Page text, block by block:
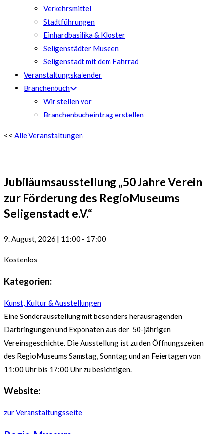
Verkehrsmittel
Stadtführungen
Einhardbasilika & Kloster
Seligenstädter Museen
Seligenstadt mit dem Fahrrad
Veranstaltungskalender
Branchenbuch
Wir stellen vor
Branchenbucheintrag erstellen
<< Alle Veranstaltungen
Jubiläumsausstellung „50 Jahre Verein
zur Förderung des RegioMuseums
Seligenstadt e.V.“
9. August, 2026 | 11:00 - 17:00
Kostenlos
Kategorien:
Kunst, Kultur & Ausstellungen
Eine Sonderausstellung mit besonders herausragenden
Darbringungen und Exponaten aus der 50-jährigen
Vereinsgeschichte. Die Ausstellung ist zu den Öffnungszeiten
des RegioMuseums Samstag, Sonntag und an Feiertagen von
11:00 Uhr bis 17:00 Uhr zu besichtigen.
Website:
zur Veranstaltungsseite